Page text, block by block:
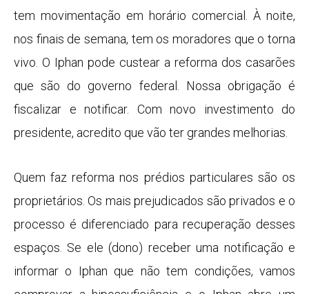
tem movimentação em horário comercial. À noite,
nos finais de semana, tem os moradores que o torna
vivo. O Iphan pode custear a reforma dos casarões
que são do governo federal. Nossa obrigação é
fiscalizar e notificar. Com novo investimento do
presidente, acredito que vão ter grandes melhorias.
Quem faz reforma nos prédios particulares são os
proprietários. Os mais prejudicados são privados e o
processo é diferenciado para recuperação desses
espaços. Se ele (dono) receber uma notificação e
informar o Iphan que não tem condições, vamos